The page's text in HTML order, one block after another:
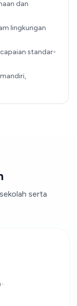
dan
lingkungan
standar-
serta
•